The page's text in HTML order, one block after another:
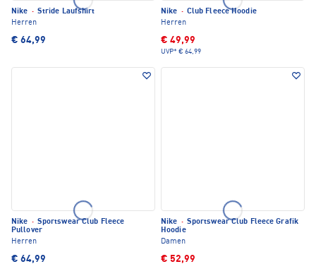
Nike · Stride Laufshirt
Herren
€ 64,99
Nike · Club Fleece Hoodie
Herren
€ 49,99
UVP* € 64,99
Nike · Sportswear Club Fleece
Pullover
Herren
€ 64,99
Nike · Sportswear Club Fleece Grafik
Hoodie
Damen
€ 52,99